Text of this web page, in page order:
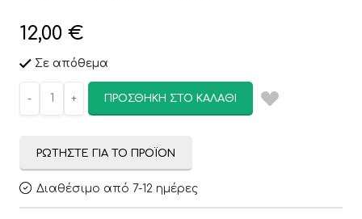
12,00 €
Σε απόθεμα
ΠΡΟΣΘΉΚΗ ΣΤΟ ΚΑΛΆΘΙ
ΡΩΤΉΣΤΕ ΓΙΑ ΤΟ ΠΡΟΪΌΝ
Διαθέσιμο από 7-12 ημέρες